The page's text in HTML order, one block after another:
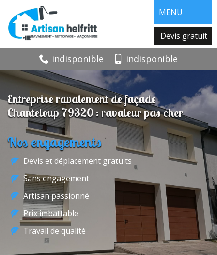
MENU
Devis gratuit
indisponible indisponible
Entreprise ravalement de façade
Chanteloup 79320 : ravaleur pas cher
Nos engagements
Devis et déplacement gratuits
Sans engagement
Artisan passionné
Prix imbattable
Travail de qualité